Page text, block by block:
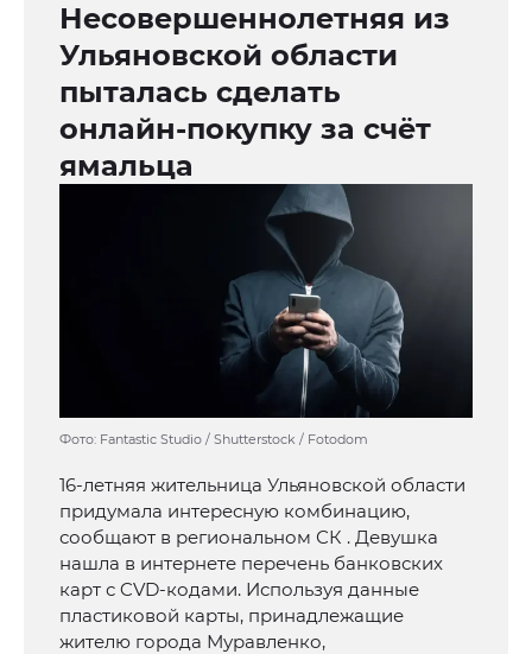
Несовершеннолетняя из
Ульяновской области
пыталась сделать
онлайн-покупку за счёт
ямальца
Фото: Fantastic Studio / Shutterstock / Fotodom
16-летняя жительница Ульяновской области
придумала интересную комбинацию,
сообщают в региональном СК . Девушка
нашла в интернете перечень банковских
карт с CVD-кодами. Используя данные
пластиковой карты, принадлежащие
жителю города Муравленко,